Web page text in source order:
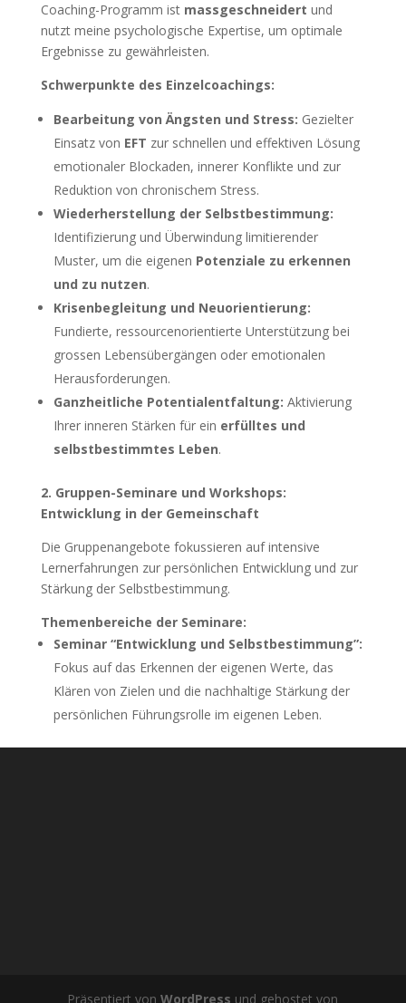
Coaching-Programm ist massgeschneidert und
nutzt meine psychologische Expertise, um optimale
Ergebnisse zu gewährleisten.
Schwerpunkte des Einzelcoachings:
Bearbeitung von Ängsten und Stress: Gezielter
Einsatz von EFT zur schnellen und effektiven Lösung
emotionaler Blockaden, innerer Konflikte und zur
Reduktion von chronischem Stress.
Wiederherstellung der Selbstbestimmung:
Identifizierung und Überwindung limitierender
Muster, um die eigenen Potenziale zu erkennen
und zu nutzen.
Krisenbegleitung und Neuorientierung:
Fundierte, ressourcenorientierte Unterstützung bei
grossen Lebensübergängen oder emotionalen
Herausforderungen.
Ganzheitliche Potentialentfaltung: Aktivierung
Ihrer inneren Stärken für ein erfülltes und
selbstbestimmtes Leben.
2. Gruppen-Seminare und Workshops:
Entwicklung in der Gemeinschaft
Die Gruppenangebote fokussieren auf intensive
Lernerfahrungen zur persönlichen Entwicklung und zur
Stärkung der Selbstbestimmung.
Themenbereiche der Seminare:
Seminar “Entwicklung und Selbstbestimmung”:
Fokus auf das Erkennen der eigenen Werte, das
Klären von Zielen und die nachhaltige Stärkung der
persönlichen Führungsrolle im eigenen Leben.
Präsentiert vonWordPress und gehostet von